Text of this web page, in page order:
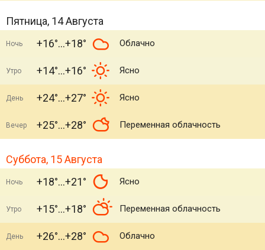
Пятница, 14 Августа
Ночь +16° +18° Облачно
Утро +14° +16° Ясно
День +24° +27° Ясно
Вечер +25° +28° Переменная облачность
Суббота, 15 Августа
Ночь +18° +21° Ясно
Утро +15° +18° Переменная облачность
День +26° +28° Облачно